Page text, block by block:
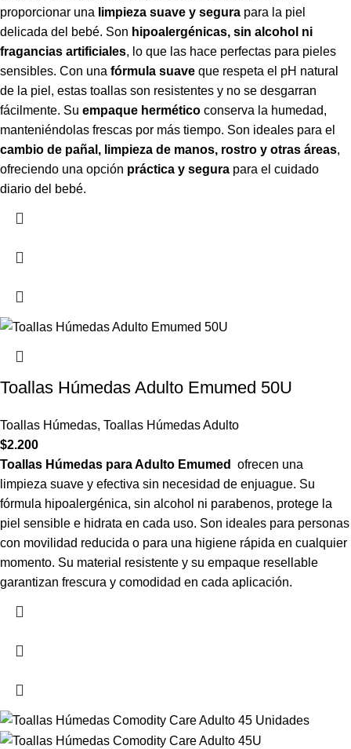
proporcionar una limpieza suave y segura para la piel
delicada del bebé. Son hipoalergénicas, sin alcohol ni
fragancias artificiales, lo que las hace perfectas para pieles
sensibles. Con una fórmula suave que respeta el pH natural
de la piel, estas toallas son resistentes y no se desgarran
fácilmente. Su empaque hermético conserva la humedad,
manteniéndolas frescas por más tiempo. Son ideales para el
cambio de pañal, limpieza de manos, rostro y otras áreas,
ofreciendo una opción práctica y segura para el cuidado
diario del bebé.
Toallas Húmedas Adulto Emumed 50U
Toallas Húmedas, Toallas Húmedas Adulto
$2.200
Toallas Húmedas para Adulto Emumed
ofrecen una
limpieza suave y efectiva sin necesidad de enjuague. Su
fórmula hipoalergénica, sin alcohol ni parabenos, protege la
piel sensible e hidrata en cada uso. Son ideales para personas
con movilidad reducida o para una higiene rápida en cualquier
momento. Su material resistente y su empaque resellable
garantizan frescura y comodidad en cada aplicación.